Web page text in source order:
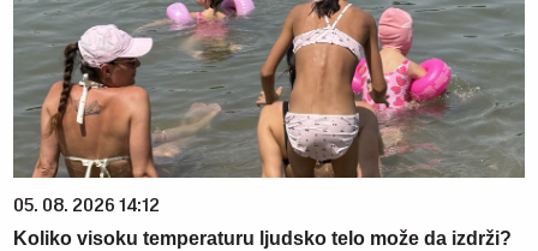
05. 08. 2026 14:12
Koliko visoku temperaturu ljudsko telo može da izdrži?